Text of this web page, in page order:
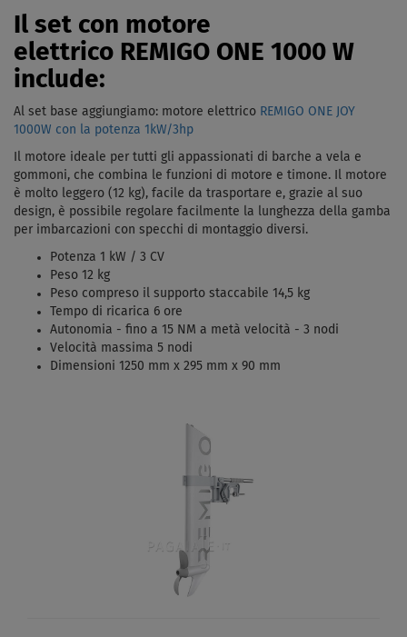
Il set con motore
elettrico REMIGO ONE 1000 W
include:
Al set base aggiungiamo: motore elettrico REMIGO ONE JOY
1000W con la potenza 1kW/3hp
Il motore ideale per tutti gli appassionati di barche a vela e
gommoni, che combina le funzioni di motore e timone. Il motore
è molto leggero (12 kg), facile da trasportare e, grazie al suo
design, è possibile regolare facilmente la lunghezza della gamba
per imbarcazioni con specchi di montaggio diversi.
Potenza 1 kW / 3 CV
Peso 12 kg
Peso compreso il supporto staccabile 14,5 kg
Tempo di ricarica 6 ore
Autonomia - fino a 15 NM a metà velocità - 3 nodi
Velocità massima 5 nodi
Dimensioni 1250 mm x 295 mm x 90 mm